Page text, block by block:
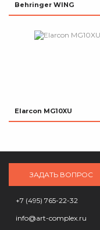
Behringer WING
Elarcon MG10XU
ЗАДАТЬ ВОПРОС
+7 (495) 765-22-32
info@art-complex.ru